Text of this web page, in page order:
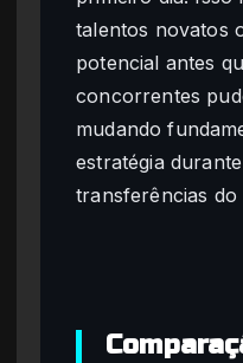
talentos novatos
potencial antes
concorrentes
mudando
estratégia
transferências do